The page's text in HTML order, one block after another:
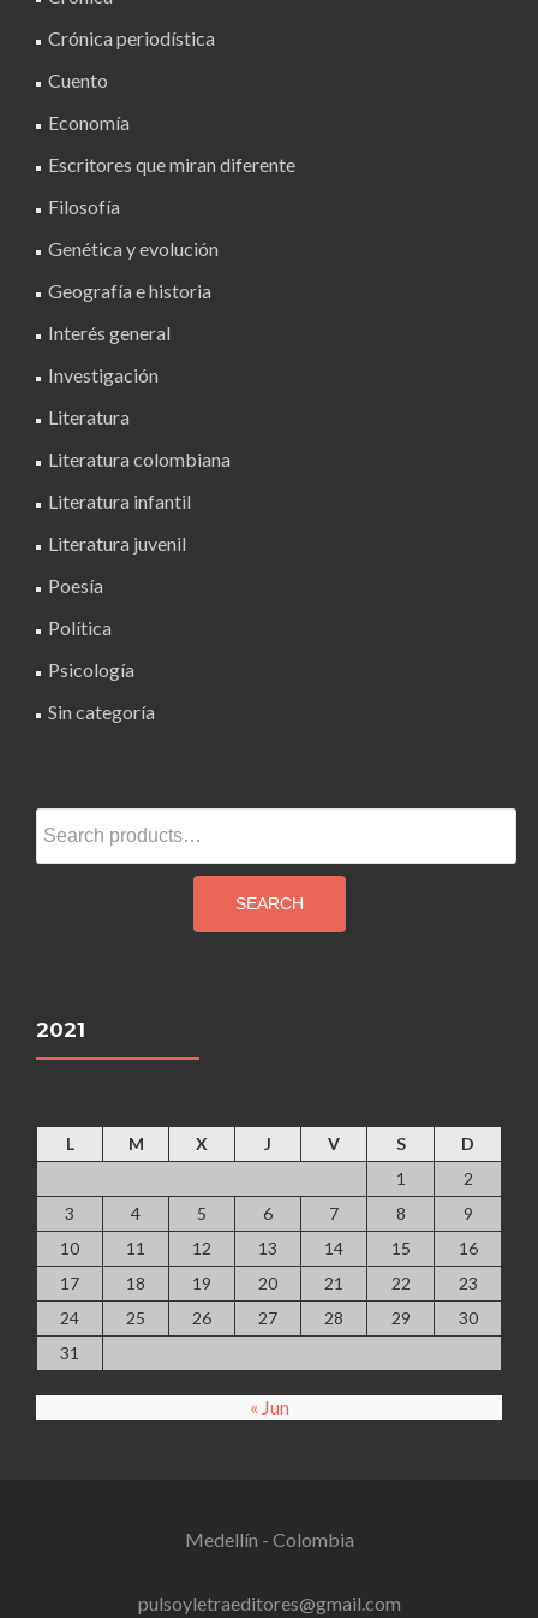
Crónica periodística
Cuento
Economía
Escritores que miran diferente
Filosofía
Genética y evolución
Geografía e historia
Interés general
Investigación
Literatura
Literatura colombiana
Literatura infantil
Literatura juvenil
Poesía
Política
Psicología
Sin categoría
Search
for:
SEARCH
2021
L M X J V S
D
1
2
3
4 5 6 7 8
9
10
11 12 13 14 15
16
17
18 19 20 21 22
23
24
25 26 27 28 29
30
31
« Jun
Medellín - Colombia
pulsoyletraeditores@gmail.com